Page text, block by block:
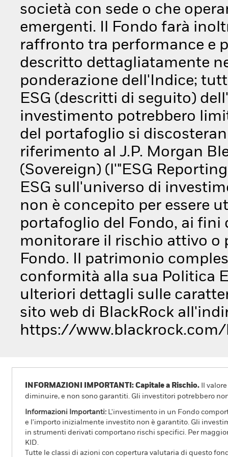
società con sede o che
emergenti. Il Fondo farà
raffronto tra performance e
descritto dettagliatamente
ponderazione dell'Indice;
ESG (descritti di seguito)
investimento potrebbero
del portafoglio si
riferimento al J.P. Morgan
(Sovereign) (l'"ESG
ESG sull'universo di
non è concepito per essere
portafoglio del Fondo, ai fini
monitorare il rischio attivo o
Fondo. Il patrimonio
conformità alla sua Politica
ulteriori dettagli sulle
sito web di BlackRock
https://www.blackrock.com/
INFORMAZIONI IMPORTANTI: Capitale a Rischio. Il
diminuire, e non sono garantiti. Gli investitori potrebbero
Informazioni Importanti: L'investimento in un Fondo
e l'importo inizialmente investito non è garantito. Gli
in strumenti derivati comportano rischi specifici. Per
KID.
Tutte le classi di azioni con copertura valutaria di questo